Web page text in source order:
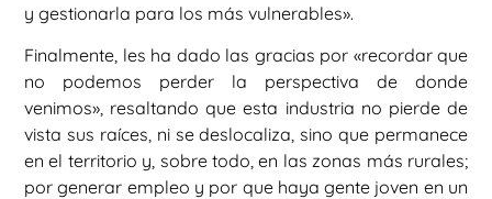
y gestionarla para los más vulnerables».
Finalmente, les ha dado las gracias por «recordar que
no podemos perder la perspectiva de donde
venimos», resaltando que esta industria no pierde de
vista sus raíces, ni se deslocaliza, sino que permanece
en el territorio y, sobre todo, en las zonas más rurales;
por generar empleo y por que haya gente joven en un